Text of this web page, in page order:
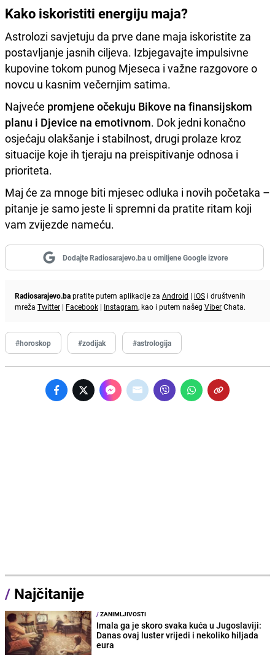
Kako iskoristiti energiju maja?
Astrolozi savjetuju da prve dane maja iskoristite za
postavljanje jasnih ciljeva. Izbjegavajte impulsivne
kupovine tokom punog Mjeseca i važne razgovore o
novcu u kasnim večernjim satima.
Najveće promjene očekuju Bikove na finansijskom
planu i Djevice na emotivnom. Dok jedni konačno
osjećaju olakšanje i stabilnost, drugi prolaze kroz
situacije koje ih tjeraju na preispitivanje odnosa i
prioriteta.
Maj će za mnoge biti mjesec odluka i novih početaka –
pitanje je samo jeste li spremni da pratite ritam koji
vam zvijezde nameću.
Dodajte Radiosarajevo.ba u omiljene Google izvore
Radiosarajevo.bapratite putem aplikacije za Android | iOS i društvenih
mreža Twitter | Facebook | Instagram, kao i putem našeg ViberChata.
#horoskop #zodijak #astrologija
/ Najčitanije
/ZANIMLJIVOSTI
Imala ga je skoro svaka kuća u Jugoslaviji:
Danas ovaj luster vrijedi i nekoliko hiljada
eura